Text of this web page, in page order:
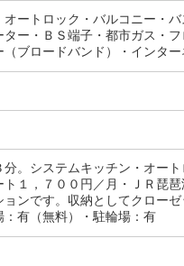
オートロック・バルコニー・
ター・ＢＳ端子・都市ガス・
（ブロードバンド）・インタ
分。システムキッチン・オー
ト１，７００円／月・ＪＲ琵
ョンです。収納としてクロー
：有（無料）・駐輪場：有